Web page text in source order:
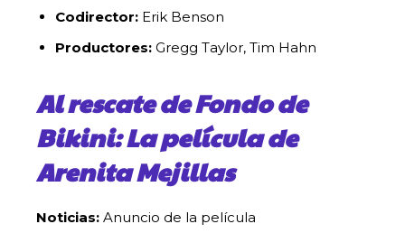
Codirector: Erik Benson
Productores: Gregg Taylor, Tim Hahn
Al rescate de Fondo de
Bikini: La película de
Arenita Mejillas
Noticias: Anuncio de la película